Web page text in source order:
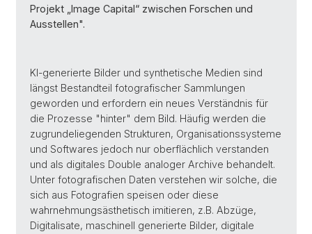
Projekt „Image Capital“ zwischen Forschen und
Ausstellen".
KI-generierte Bilder und synthetische Medien sind
längst Bestandteil fotografischer Sammlungen
geworden und erfordern ein neues Verständnis für
die Prozesse "hinter" dem Bild. Häufig werden die
zugrundeliegenden Strukturen, Organisationssysteme
und Softwares jedoch nur oberflächlich verstanden
und als digitales Double analoger Archive behandelt.
Unter fotografischen Daten verstehen wir solche, die
sich aus Fotografien speisen oder diese
wahrnehmungsästhetisch imitieren, z.B. Abzüge,
Digitalisate, maschinell generierte Bilder, digitale